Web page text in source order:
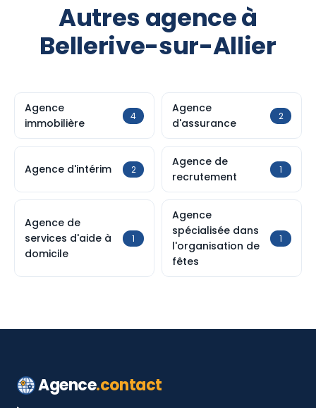
Autres agence à
Bellerive-sur-Allier
Agence
immobilière
4
Agence
d'assurance
2
Agence d'intérim 2
Agence de
recrutement
1
Agence de
services d'aide à
domicile
1
Agence
spécialisée dans
l'organisation de
fêtes
1
Agence.contact